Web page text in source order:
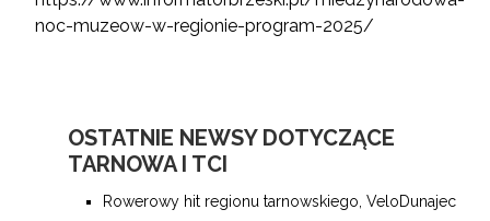
noc-muzeow-w-regionie-program-2025/
OSTATNIE NEWSY DOTYCZĄCE
TARNOWA I TCI
Rowerowy hit regionu tarnowskiego, VeloDunajec